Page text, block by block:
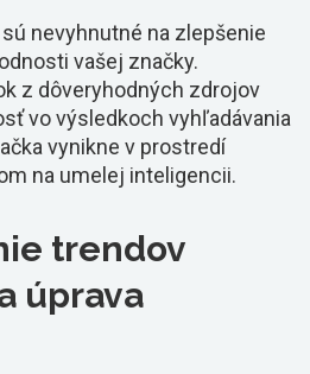
nevyhnutné na zlepšenie
vašej značky.
z dôveryhodných zdrojov
vo výsledkoch vyhľadávania
vynikne v prostredí
na umelej inteligencii.
trendov
úprava